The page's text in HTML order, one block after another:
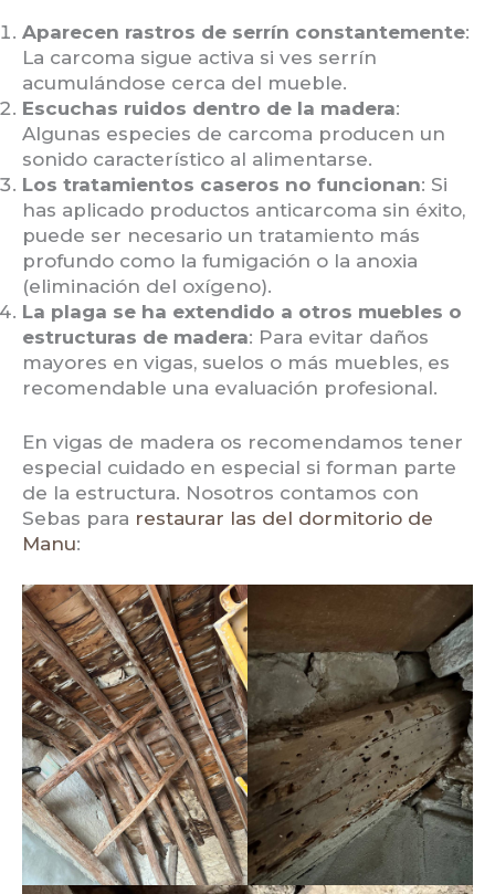
Aparecen rastros de serrín constantemente:
La carcoma sigue activa si ves serrín
acumulándose cerca del mueble.
Escuchas ruidos dentro de la madera:
Algunas especies de carcoma producen un
sonido característico al alimentarse.
Los tratamientos caseros no funcionan: Si
has aplicado productos anticarcoma sin éxito,
puede ser necesario un tratamiento más
profundo como la fumigación o la anoxia
(eliminación del oxígeno).
La plaga se ha extendido a otros muebles o
estructuras de madera: Para evitar daños
mayores en vigas, suelos o más muebles, es
recomendable una evaluación profesional.
En vigas de madera os recomendamos tener
especial cuidado en especial si forman parte
de la estructura. Nosotros contamos con
Sebas para restaurar las del dormitorio de
Manu: